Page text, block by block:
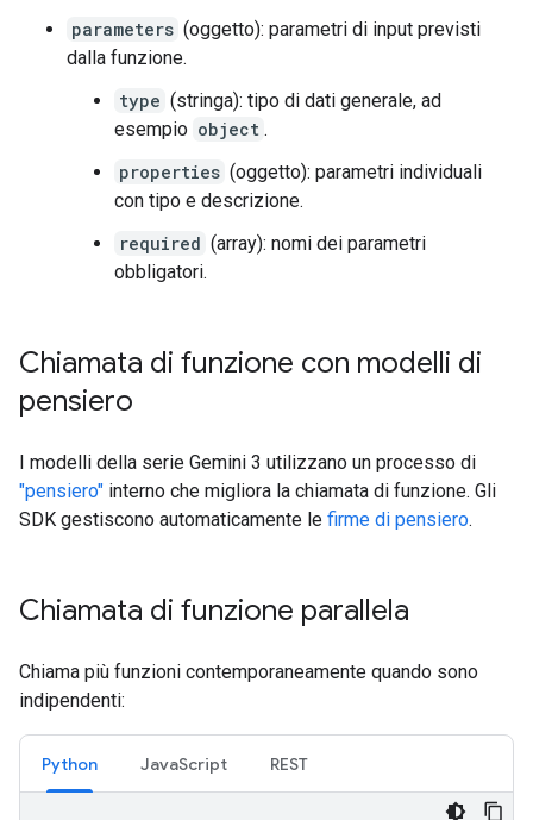
parameters (oggetto): parametri di input previsti
dalla funzione.
type (stringa): tipo di dati generale, ad
esempio object .
properties (oggetto): parametri individuali
con tipo e descrizione.
required (array): nomi dei parametri
obbligatori.
Chiamata di funzione con modelli di
pensiero
I modelli della serie Gemini 3 utilizzano un processo di
"pensiero" interno che migliora la chiamata di funzione. Gli
SDK gestiscono automaticamente le firme di pensiero.
Chiamata di funzione parallela
Chiama più funzioni contemporaneamente quando sono
indipendenti:
Python JavaScript REST